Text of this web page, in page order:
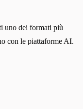
uno dei formati più
con le piattaforme AI.